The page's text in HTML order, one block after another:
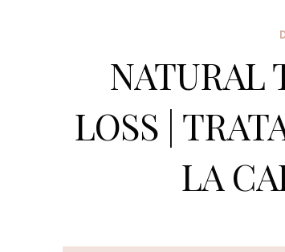
NATURAL
LOSS |
LA